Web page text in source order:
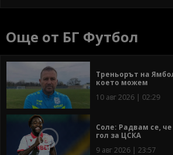
Още от БГ Футбол
Треньорът на
което можем
10 авг 2026 | 02:29
Соле: Радвам се,
гол за ЦСКА
9 авг 2026 | 23:57